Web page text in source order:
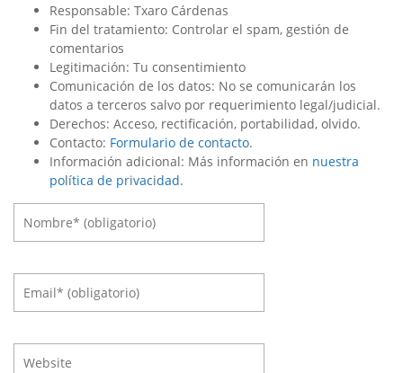
Responsable: Txaro Cárdenas
Fin del tratamiento: Controlar el spam, gestión de
comentarios
Legitimación: Tu consentimiento
Comunicación de los datos: No se comunicarán los
datos a terceros salvo por requerimiento legal/judicial.
Derechos: Acceso, rectificación, portabilidad, olvido.
Contacto: Formulario de contacto.
Información adicional: Más información en nuestra
política de privacidad.